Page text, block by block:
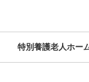
特別養護老人ホー